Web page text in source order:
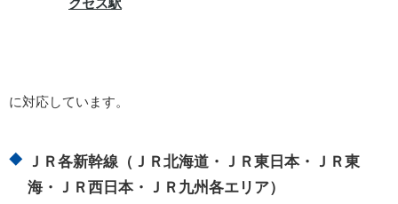
クセス駅
に対応しています。
ＪＲ各新幹線（ＪＲ北海道・ＪＲ東日本・ＪＲ東
海・ＪＲ西日本・ＪＲ九州各エリア）